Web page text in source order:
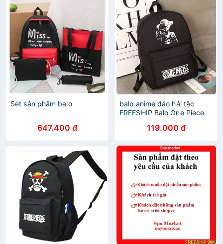
Set sản phẩm balo
647.400 đ
balo anime đảo hải tặc
FREESHIP Balo One Piece
119.000 đ